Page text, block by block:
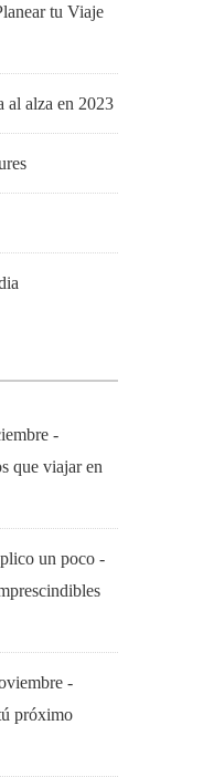
tu Viaje
al alza en 2023
-
que viajar en
un poco -
-
próximo